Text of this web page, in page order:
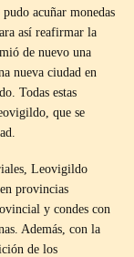
acuñar monedas
así reafirmar la
de nuevo una
nueva ciudad en
Todas estas
que se
Leovigildo
provincias
y condes con
Además, con la
de los